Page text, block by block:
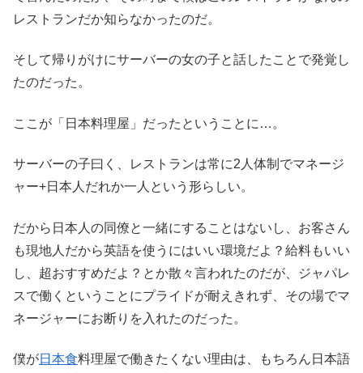
レストランだか知らなかったのだ。
そして帰りがけにサーバーの女の子と話したことで発覚し
たのだった。
ここが「日本料理屋」だったということに…。
サーバーの子曰く、レストランは常に2人体制でマネージ
ャー+日本人だれか一人という形らしい。
だから日本人の同僚と一緒にすることはないし、お客さん
も現地人だから英語を使うにはいい環境だよ？給料もいい
し、超おすすめだよ？とか散々言われたのだが、ジャパレ
スで働くということにプライドが耐えきれず、その場でマ
ネージャーにお断りを入れたのだった。
僕が日本食料理屋で働きたくない理由は、もちろん日本語